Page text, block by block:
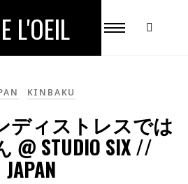
L'OEIL
KINBAKU
ディストレスでは
@ STUDIO SIX //
JAPAN